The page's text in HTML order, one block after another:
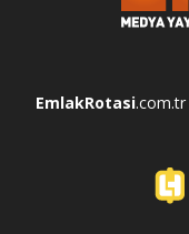
EmlakRotasi.com.tr